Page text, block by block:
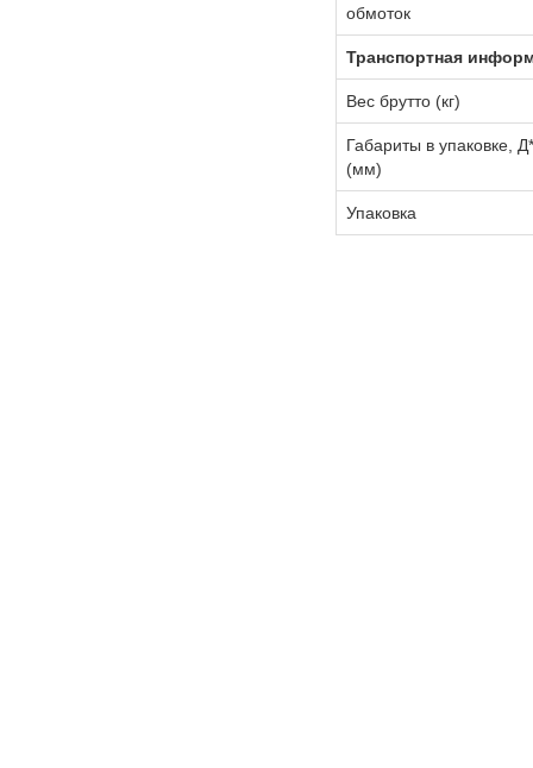
обмоток
Транспортная
Вес брутто (кг)
Габариты в упаковке,
(мм)
Упаковка